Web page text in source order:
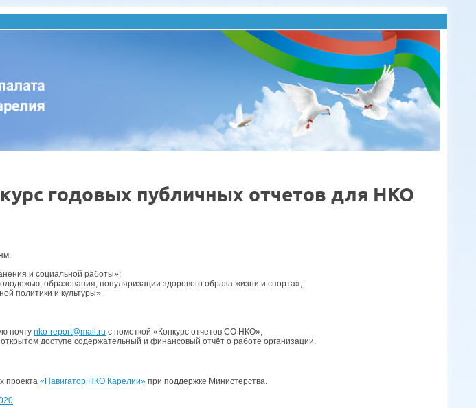
годовых публичных отчетов для НКО
и социальной работы»;
образования, популяризации здорового образа жизни и спорта»;
политики и культуры».
почту nko-report@mail.ru с пометкой «Конкурс отчетов СО НКО»;
открытом доступе содержательный и финансовый отчёт о работе организации.
проекта «Навигатор НКО Карелии» при поддержке Министерства.